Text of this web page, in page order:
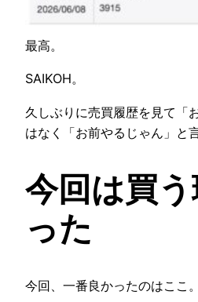
最高。
SAIKOH。
久しぶりに売買履歴を見て「
はなく「お前やるじゃん」と
今回は買
った
今回、一番良かったのはここ。